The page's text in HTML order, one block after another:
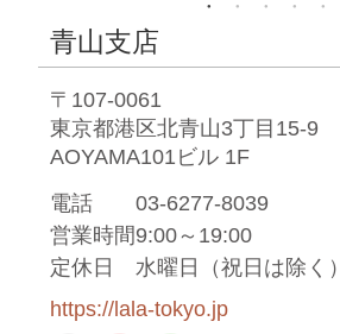
青山支店
〒107-0061
東京都港区北青山3丁目15-9
AOYAMA101ビル 1F
電話
03-6277-8039
営業時間9:00～19:00
定休日
水曜日（祝日は除く）
https://lala-tokyo.jp